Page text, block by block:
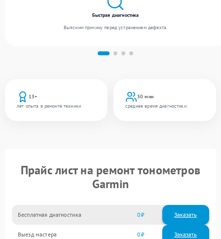
13+
лет опыта в ремонте техники
30 мин
среднее время диагностики
Быстрая диагностика
Выясним причину перед устранением дефекта.
Прайс лист на ремонт тонометров
Garmin
Бесплатная диагностика 0 Заказать
Выезд мастера 0 Заказать